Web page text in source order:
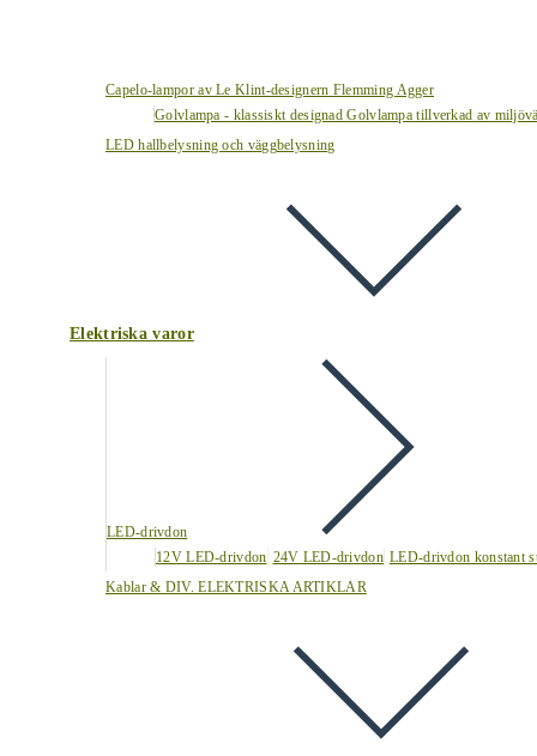
Capelo-lampor av Le Klint-designern Flemming Agger
Golvlampa - klassiskt designad Golvlampa tillverkad av
LED hallbelysning och väggbelysning
Elektriska varor
LED-drivdon
12V LED-drivdon 24V LED-drivdon LED-drivdon konstant
Kablar & DIV. ELEKTRISKA ARTIKLAR